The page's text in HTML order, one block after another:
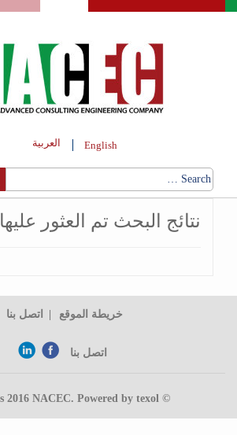
English العربية
نتائج البحث تم العثور عليها
خريطة الموقع اتصل بنا
اتصل بنا
© Copyrights 2016
NACEC. Powered by texol